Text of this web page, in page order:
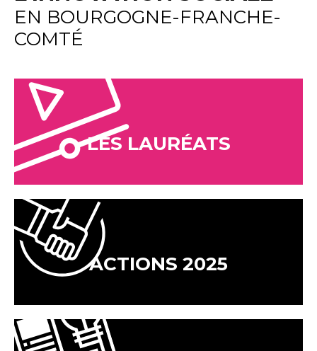
EN BOURGOGNE-FRANCHE-
COMTÉ
LES LAURÉATS
ACTIONS 2025